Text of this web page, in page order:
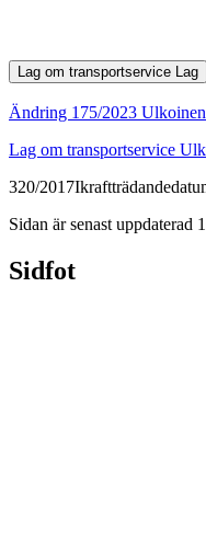
Lag om transportservice Lag
Ändring 175/2023
Lag om transportservice
320/2017
Sidan är senast uppdaterad
Sidfot